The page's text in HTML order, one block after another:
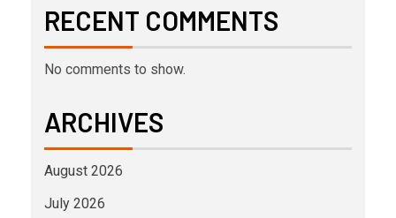
RECENT COMMENTS
No comments to show.
ARCHIVES
August 2026
July 2026